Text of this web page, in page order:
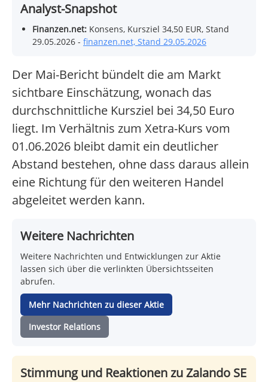
Analyst-Snapshot
Finanzen.net: Konsens, Kursziel 34,50 EUR, Stand
29.05.2026 - finanzen.net, Stand 29.05.2026
Der Mai-Bericht bündelt die am Markt
sichtbare Einschätzung, wonach das
durchschnittliche Kursziel bei 34,50 Euro
liegt. Im Verhältnis zum Xetra-Kurs vom
01.06.2026 bleibt damit ein deutlicher
Abstand bestehen, ohne dass daraus allein
eine Richtung für den weiteren Handel
abgeleitet werden kann.
Weitere Nachrichten
Weitere Nachrichten und Entwicklungen zur Aktie
lassen sich über die verlinkten Übersichtsseiten
abrufen.
Mehr Nachrichten zu dieser Aktie
Investor Relations
Stimmung und Reaktionen zu Zalando SE